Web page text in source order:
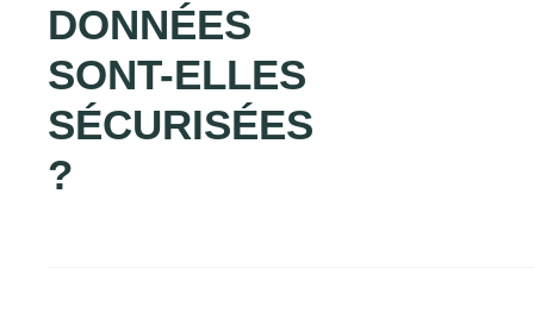
DONNÉES
SONT-ELLES
SÉCURISÉES
?